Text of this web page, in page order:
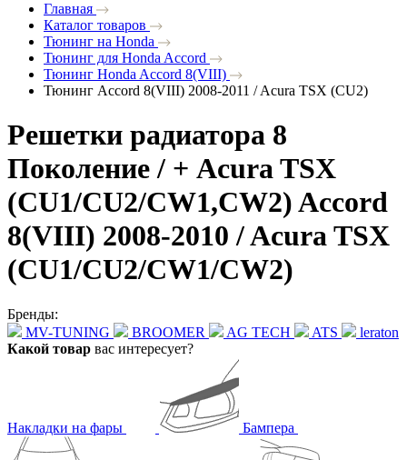
Главная
Каталог товаров
Тюнинг на Honda
Тюнинг для Honda Accord
Тюнинг Honda Accord 8(VIII)
Тюнинг Accord 8(VIII) 2008-2011 / Acura TSX (CU2)
Решетки радиатора 8
Поколение / + Acura TSX
(CU1/CU2/CW1,CW2) Accord
8(VIII) 2008-2010 / Acura TSX
(CU1/CU2/CW1/CW2)
Бренды:
MV-TUNING
BROOMER AG TECH ATS
leraton
Какой товар вас интересует?
Накладки на фары Бампера